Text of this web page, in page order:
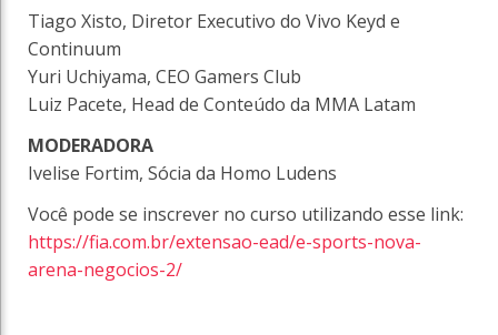
Tiago Xisto, Diretor Executivo do Vivo Keyd e
Continuum
Yuri Uchiyama, CEO Gamers Club
Luiz Pacete, Head de Conteúdo da MMA Latam
MODERADORA
Ivelise Fortim, Sócia da Homo Ludens
Você pode se inscrever no curso utilizando esse link:
https://fia.com.br/extensao-ead/e-sports-nova-
arena-negocios-2/